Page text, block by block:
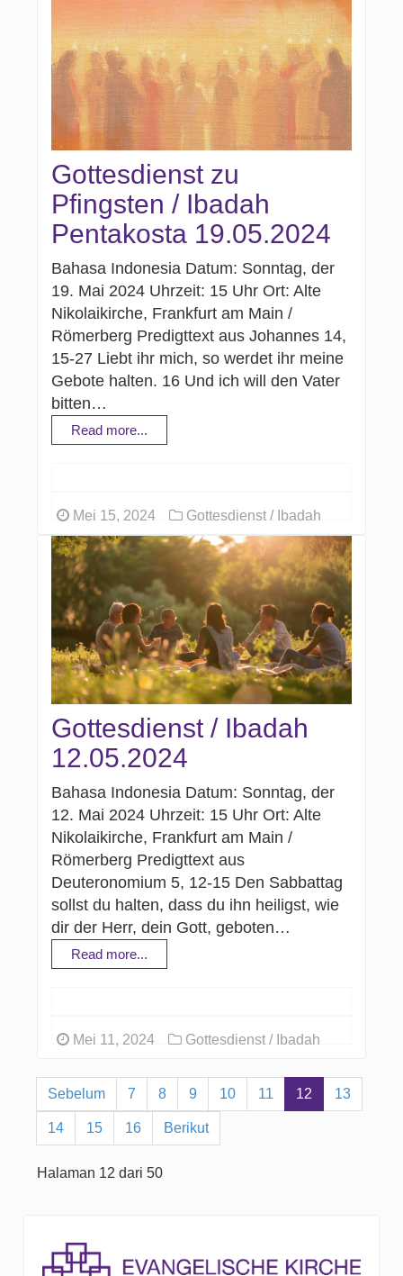
Gottesdienst zu
Pfingsten / Ibadah
Pentakosta 19.05.2024
Bahasa Indonesia Datum: Sonntag, der
19. Mai 2024 Uhrzeit: 15 Uhr Ort: Alte
Nikolaikirche, Frankfurt am Main /
Römerberg Predigttext aus Johannes 14,
15-27 Liebt ihr mich, so werdet ihr meine
Gebote halten. 16 Und ich will den Vater
bitten…
Read more...
Mei 15, 2024 Gottesdienst / Ibadah
Gottesdienst / Ibadah
12.05.2024
Bahasa Indonesia Datum: Sonntag, der
12. Mai 2024 Uhrzeit: 15 Uhr Ort: Alte
Nikolaikirche, Frankfurt am Main /
Römerberg Predigttext aus
Deuteronomium 5, 12-15 Den Sabbattag
sollst du halten, dass du ihn heiligst, wie
dir der Herr, dein Gott, geboten…
Read more...
Mei 11, 2024 Gottesdienst / Ibadah
Sebelum 7 8 9 10 11 12 13
14 15 16 Berikut
Halaman 12 dari 50